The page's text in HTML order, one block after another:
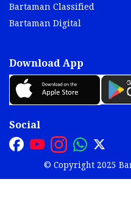
Bartaman Classified
Bartaman Digital
Download App
Social
© Copyright 2025